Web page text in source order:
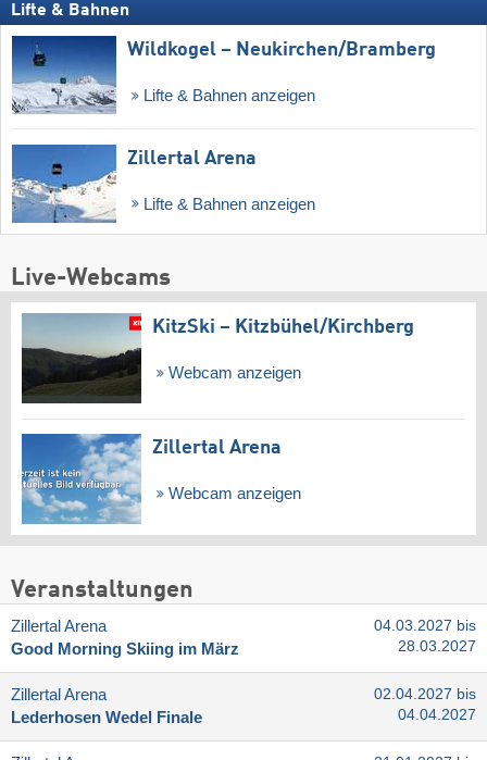
Lifte & Bahnen
Wildkogel – Neukirchen/​Bramberg
Lifte & Bahnen anzeigen
Zillertal Arena
Lifte & Bahnen anzeigen
Live-Webcams
KitzSki – Kitzbühel/​Kirchberg
Webcam anzeigen
Zillertal Arena
Webcam anzeigen
Veranstaltungen
Zillertal Arena
Good Morning Skiing im März
04.03.2027 bis
28.03.2027
Zillertal Arena
Lederhosen Wedel Finale
02.04.2027 bis
04.04.2027